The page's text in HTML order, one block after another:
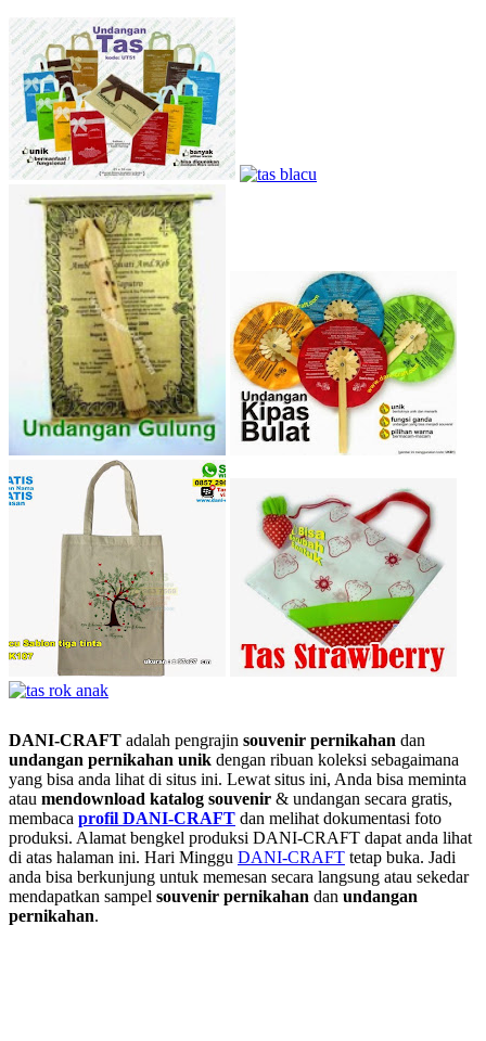
DANI-CRAFT adalah pengrajin souvenir pernikahan dan
undangan pernikahan unik dengan ribuan koleksi sebagaimana
yang bisa anda lihat di situs ini. Lewat situs ini, Anda bisa meminta
atau mendownload katalog souvenir & undangan secara gratis,
membaca profil DANI-CRAFT dan melihat dokumentasi foto
produksi. Alamat bengkel produksi DANI-CRAFT dapat anda lihat
di atas halaman ini. Hari Minggu DANI-CRAFT tetap buka. Jadi
anda bisa berkunjung untuk memesan secara langsung atau sekedar
mendapatkan sampel souvenir pernikahan dan undangan
pernikahan.